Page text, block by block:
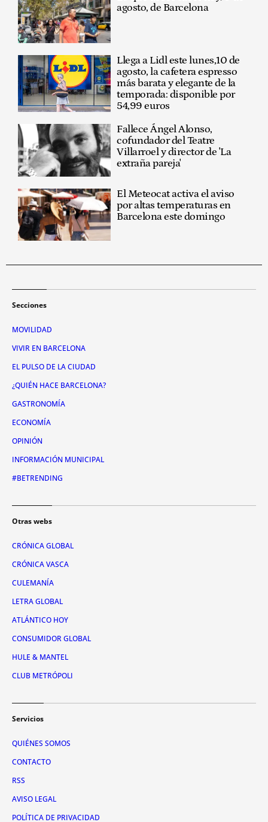
agosto, de Barcelona
Llega a Lidl este lunes,10 de
agosto, la cafetera espresso
más barata y elegante de la
temporada: disponible por
54,99 euros
Fallece Ángel Alonso,
cofundador del Teatre
Villarroel y director de 'La
extraña pareja'
El Meteocat activa el aviso
por altas temperaturas en
Barcelona este domingo
Secciones
MOVILIDAD
VIVIR EN BARCELONA
EL PULSO DE LA CIUDAD
¿QUIÉN HACE BARCELONA?
GASTRONOMÍA
ECONOMÍA
OPINIÓN
INFORMACIÓN MUNICIPAL
#BETRENDING
Otras webs
CRÓNICA GLOBAL
CRÓNICA VASCA
CULEMANÍA
LETRA GLOBAL
ATLÁNTICO HOY
CONSUMIDOR GLOBAL
HULE & MANTEL
CLUB METRÓPOLI
Servicios
QUIÉNES SOMOS
CONTACTO
RSS
AVISO LEGAL
POLÍTICA DE PRIVACIDAD